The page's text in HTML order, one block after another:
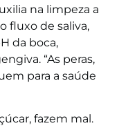
na limpeza a
fluxo de saliva,
da boca,
“As peras,
para a saúde
fazem mal.